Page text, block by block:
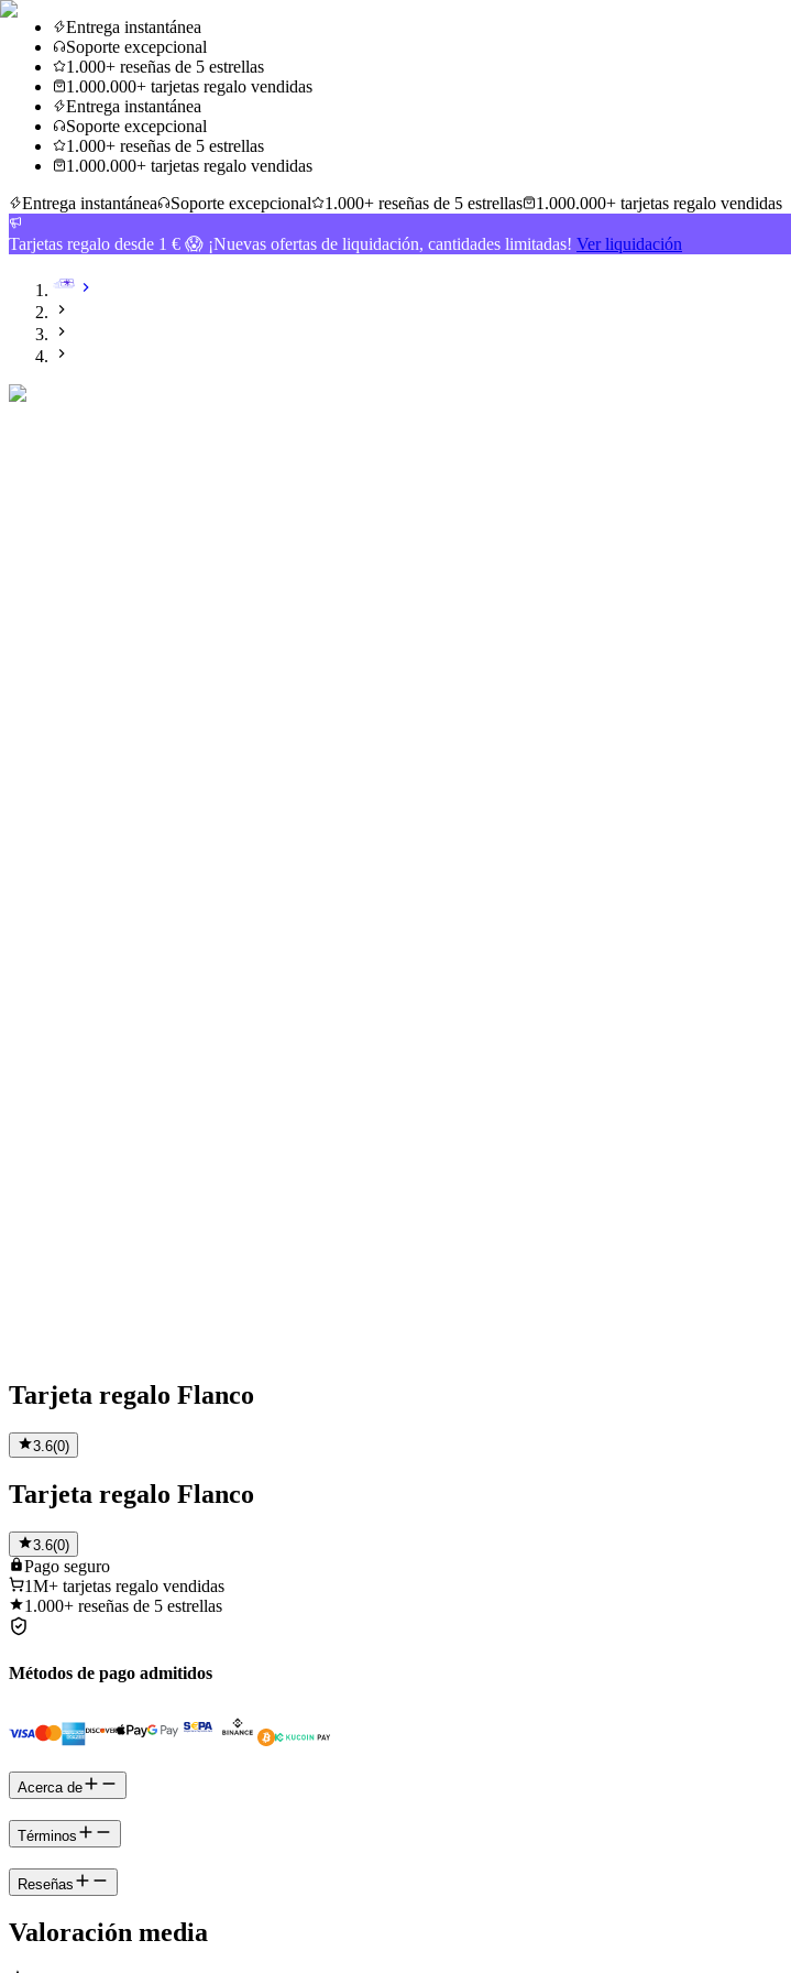
Entrega instantánea
Soporte excepcional
1.000+ reseñas de 5 estrellas
1.000.000+ tarjetas regalo vendidas
Entrega instantánea
Soporte excepcional
1.000+ reseñas de 5 estrellas
1.000.000+ tarjetas regalo vendidas
Entrega instantánea
Soporte excepcional 1.000+ reseñas de 5 estrellas 1.000.000+ tarjetas regalo vendidas
Tarjetas regalo desde 1 € 😱 ¡Nuevas ofertas de liquidación, cantidades limitadas! Ver liquidación
Tarjeta regalo Flanco
3.6(0)
Tarjeta regalo Flanco
3.6(0)
Pago seguro
1M+ tarjetas regalo vendidas
1.000+ reseñas de 5 estrellas
Métodos de pago admitidos
Acerca de
Términos
Reseñas
Valoración media